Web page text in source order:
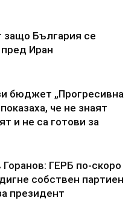
защо България се
Иран
бюджет „Прогресивна
че не знаят
и не са готови за
ГЕРБ по-скоро
собствен партиен
президент